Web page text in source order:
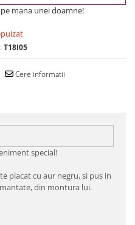
mana unei doamne!
T18I05
Cere informatii
special!
placat cu aur negru, si pus in
din montura lui.